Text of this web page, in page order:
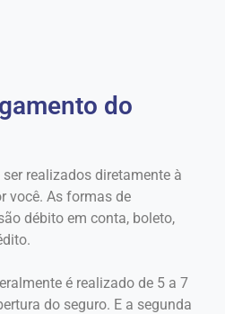
do
realizados diretamente à
você. As formas de
débito em conta, boleto,
é realizado de 5 a 7
do seguro. E a segunda